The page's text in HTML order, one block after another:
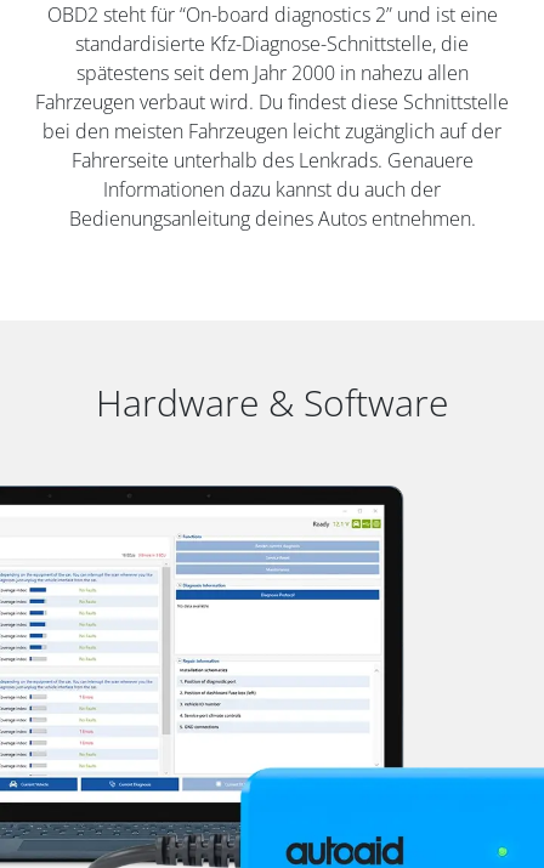
OBD2 steht für “On-board diagnostics 2” und ist eine
standardisierte Kfz-Diagnose-Schnittstelle, die
spätestens seit dem Jahr 2000 in nahezu allen
Fahrzeugen verbaut wird. Du findest diese Schnittstelle
bei den meisten Fahrzeugen leicht zugänglich auf der
Fahrerseite unterhalb des Lenkrads. Genauere
Informationen dazu kannst du auch der
Bedienungsanleitung deines Autos entnehmen.
Hardware & Software